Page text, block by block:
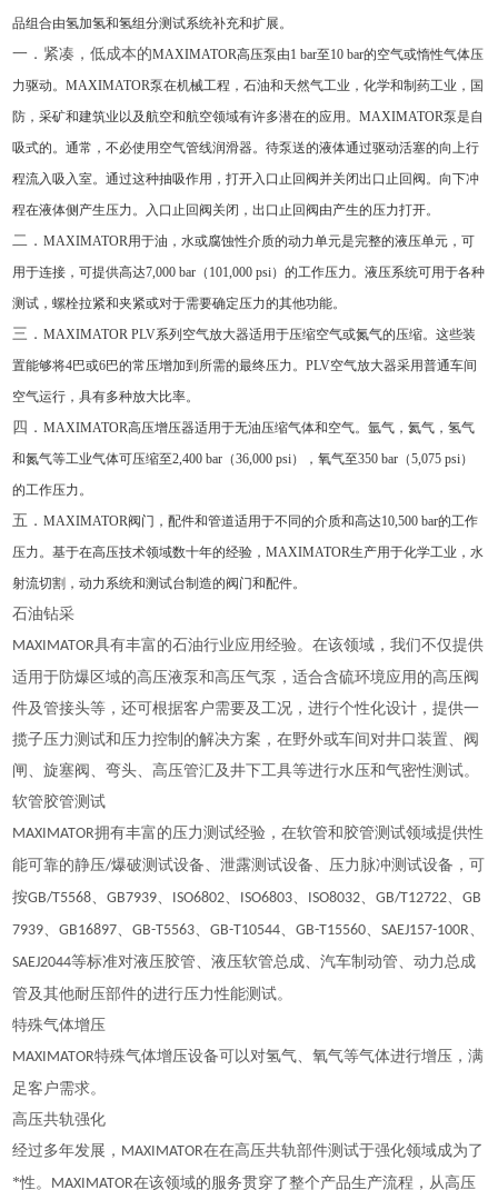
品组合由氢加氢和氢组分测试系统补充和扩展。
一．紧凑，低成本的MAXIMATOR高压泵由1 bar至10 bar的空气或惰性气体压
力驱动。MAXIMATOR泵在机械工程，石油和天然气工业，化学和制药工业，国
防，采矿和建筑业以及航空和航空领域有许多潜在的应用。MAXIMATOR泵是自
吸式的。通常，不必使用空气管线润滑器。待泵送的液体通过驱动活塞的向上行
程流入吸入室。通过这种抽吸作用，打开入口止回阀并关闭出口止回阀。向下冲
程在液体侧产生压力。入口止回阀关闭，出口止回阀由产生的压力打开。
二．MAXIMATOR用于油，水或腐蚀性介质的动力单元是完整的液压单元，可
用于连接，可提供高达7,000 bar（101,000 psi）的工作压力。液压系统可用于各种
测试，螺栓拉紧和夹紧或对于需要确定压力的其他功能。
三．MAXIMATOR PLV系列空气放大器适用于压缩空气或氮气的压缩。这些装
置能够将4巴或6巴的常压增加到所需的最终压力。PLV空气放大器采用普通车间
空气运行，具有多种放大比率。
四．MAXIMATOR高压增压器适用于无油压缩气体和空气。氩气，氦气，氢气
和氮气等工业气体可压缩至2,400 bar（36,000 psi），氧气至350 bar（5,075 psi）
的工作压力。
五．MAXIMATOR阀门，配件和管道适用于不同的介质和高达10,500 bar的工作
压力。基于在高压技术领域数十年的经验，MAXIMATOR生产用于化学工业，水
射流切割，动力系统和测试台制造的阀门和配件。
石油钻采
MAXIMATOR具有丰富的石油行业应用经验。在该领域，我们不仅提供
适用于防爆区域的高压液泵和 高压气泵 ，适合含硫环境应用的高压阀
件及管接头等，还可根据客户需要及工况，进行个性化设计，提供一
揽子压力测试和压力控制的解决方案，在野外或车间对井口装置、阀
闸、旋塞阀 、弯头、 高压管汇及井下工具等进行水压和气密性测试。
软管胶管测试
MAXIMATOR拥有丰富的压力测试经验，在软管和 胶管测试领域提供性
能可靠的静压/爆破测试设备、泄露测试设备、压力 脉冲测试设备，可
按GB/T5568、GB7939、 ISO6802、 ISO6803、 ISO8032、GB/T12722、GB
7939、GB16897、GB-T5563、GB-T10544、GB-T15560、SAEJ157-100R、
SAEJ2044等标准对液压胶管、液压软管总成、汽车制动管、动力总成
管及其他耐压部件的进行压力性能测试。
特殊气体增压
MAXIMATOR特殊气体增压设备可以对氢气、氧气等气体进行增压，满
足客户需求。
高压共轨强化
经过多年发展， MAXIMATOR在在高压共轨部件测试于强化领域成为了
*性。MAXIMATOR在该领域的服务贯穿了整个产品生产流程，从高压